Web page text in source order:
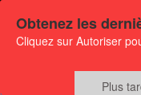
Obtenez les
Cliquez sur Autoriser
Plus